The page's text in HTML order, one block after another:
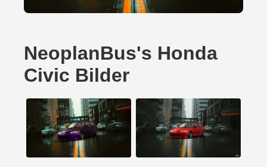
NeoplanBus's Honda
Civic Bilder